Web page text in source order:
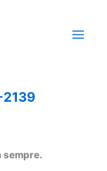
sempre.